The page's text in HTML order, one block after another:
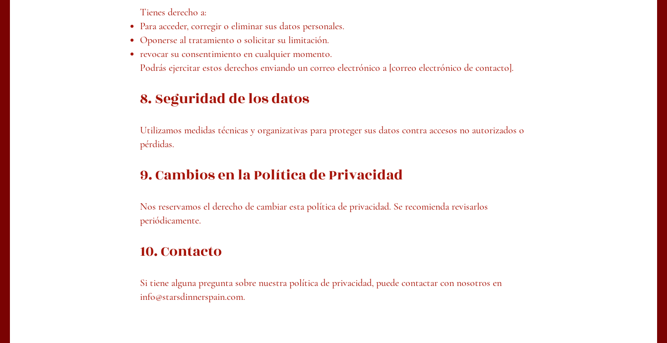
Tienes derecho a:
Para acceder, corregir o eliminar sus datos personales.
Oponerse al tratamiento o solicitar su limitación.
revocar su consentimiento en cualquier momento.
Podrás ejercitar estos derechos enviando un correo electrónico a [correo electrónico de contacto].
8. Seguridad de los datos
Utilizamos medidas técnicas y organizativas para proteger sus datos contra accesos no autorizados o
pérdidas.
9. Cambios en la Política de Privacidad
Nos reservamos el derecho de cambiar esta política de privacidad. Se recomienda revisarlos
periódicamente.
10. Contacto
Si tiene alguna pregunta sobre nuestra política de privacidad, puede contactar con nosotros en
info@starsdinnerspain.com.